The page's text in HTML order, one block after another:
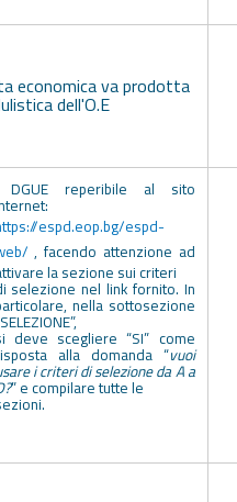
economica va prodotta
dell'O.E
DGUE reperibile al sito
espd.eop.bg/espd-
, facendo attenzione ad
la sezione sui criteri
selezione nel link fornito. In
nella sottosezione
deve scegliere “SI” come
alla domanda “vuoi
i criteri di selezione da A a
” e compilare tutte le